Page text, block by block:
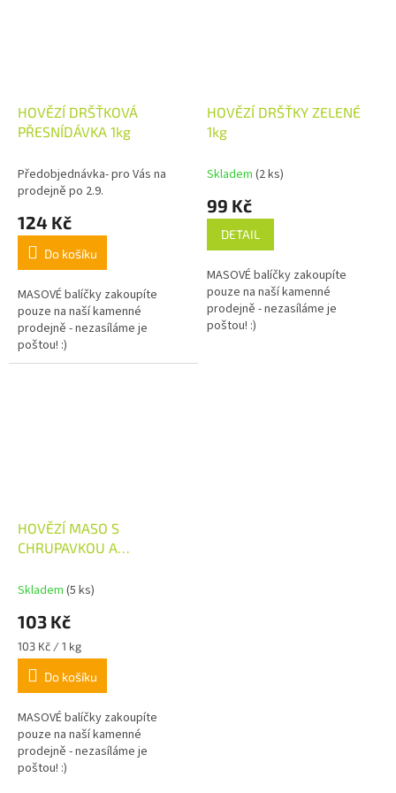
HOVĚZÍ DRŠŤKOVÁ
PŘESNÍDÁVKA 1kg
Předobjednávka- pro Vás na
prodejně po 2.9.
124 Kč
Do košíku
MASOVÉ balíčky zakoupíte
pouze na naší kamenné
prodejně - nezasíláme je
poštou! :)
HOVĚZÍ DRŠŤKY ZELENÉ
1kg
Skladem (2 ks)
99 Kč
DETAIL
MASOVÉ balíčky zakoupíte
pouze na naší kamenné
prodejně - nezasíláme je
poštou! :)
HOVĚZÍ MASO S
CHRUPAVKOU A
Skladem (5 ks)
103 Kč
Měrná
cena:
103 Kč / 1 kg
Do košíku
MASOVÉ balíčky zakoupíte
pouze na naší kamenné
prodejně - nezasíláme je
poštou! :)